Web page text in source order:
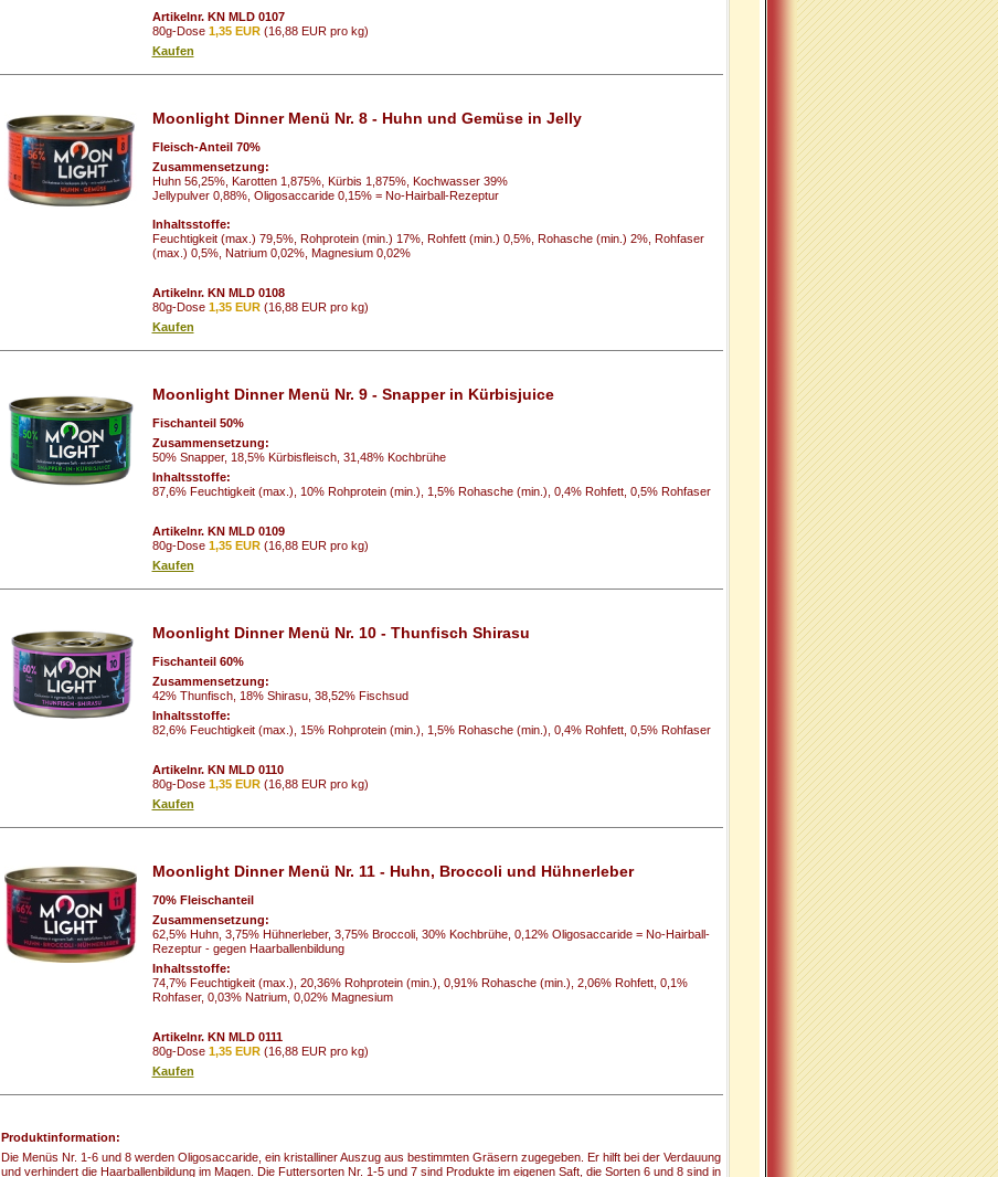
Artikelnr. KN MLD 0107
80g-Dose 1,35 EUR(16,88 EUR pro kg)
Kaufen
Moonlight Dinner Menü Nr. 8 - Huhn und Gemüse in Jelly
Fleisch-Anteil 70%
Zusammensetzung:
Huhn 56,25%, Karotten 1,875%, Kürbis 1,875%, Kochwasser 39%
Jellypulver 0,88%, Oligosaccaride 0,15% = No-Hairball-Rezeptur
Inhaltsstoffe:
Feuchtigkeit (max.) 79,5%, Rohprotein (min.) 17%, Rohfett (min.) 0,5%, Rohasche (min.) 2%, Rohfaser
(max.) 0,5%, Natrium 0,02%, Magnesium 0,02%
Artikelnr. KN MLD 0108
80g-Dose 1,35 EUR(16,88 EUR pro kg)
Kaufen
Moonlight Dinner Menü Nr. 9 - Snapper in Kürbisjuice
Fischanteil 50%
Zusammensetzung:
50% Snapper, 18,5% Kürbisfleisch, 31,48% Kochbrühe
Inhaltsstoffe:
87,6% Feuchtigkeit (max.), 10% Rohprotein (min.), 1,5% Rohasche (min.), 0,4% Rohfett, 0,5% Rohfaser
Artikelnr. KN MLD 0109
80g-Dose 1,35 EUR(16,88 EUR pro kg)
Kaufen
Moonlight Dinner Menü Nr. 10 - Thunfisch Shirasu
Fischanteil 60%
Zusammensetzung:
42% Thunfisch, 18% Shirasu, 38,52% Fischsud
Inhaltsstoffe:
82,6% Feuchtigkeit (max.), 15% Rohprotein (min.), 1,5% Rohasche (min.), 0,4% Rohfett, 0,5% Rohfaser
Artikelnr. KN MLD 0110
80g-Dose 1,35 EUR(16,88 EUR pro kg)
Kaufen
Moonlight Dinner Menü Nr. 11 - Huhn, Broccoli und Hühnerleber
70% Fleischanteil
Zusammensetzung:
62,5% Huhn, 3,75% Hühnerleber, 3,75% Broccoli, 30% Kochbrühe, 0,12% Oligosaccaride = No-Hairball-
Rezeptur - gegen Haarballenbildung
Inhaltsstoffe:
74,7% Feuchtigkeit (max.), 20,36% Rohprotein (min.), 0,91% Rohasche (min.), 2,06% Rohfett, 0,1%
Rohfaser, 0,03% Natrium, 0,02% Magnesium
Artikelnr. KN MLD 0111
80g-Dose 1,35 EUR(16,88 EUR pro kg)
Kaufen
Produktinformation:
Die Menüs Nr. 1-6 und 8 werden Oligosaccaride, ein kristalliner Auszug aus bestimmten Gräsern zugegeben. Er hilft bei der Verdauung
und verhindert die Haarballenbildung im Magen. Die Futtersorten Nr. 1-5 und 7 sind Produkte im eigenen Saft, die Sorten 6 und 8 sind in